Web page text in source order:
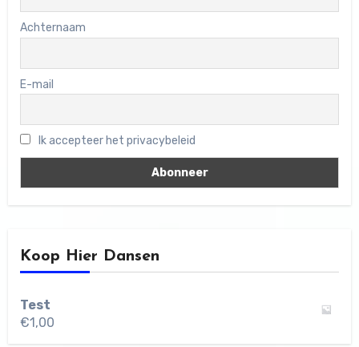
Achternaam
E-mail
Ik accepteer het privacybeleid
Koop Hier Dansen
Test
€1,00